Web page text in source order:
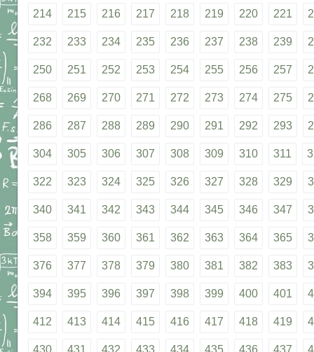
214 215 216 217 218 219 220 221
232 233 234 235 236 237 238 239
250 251 252 253 254 255 256 257
268 269 270 271 272 273 274 275
286 287 288 289 290 291 292 293
304 305 306 307 308 309 310 311
322 323 324 325 326 327 328 329
340 341 342 343 344 345 346 347
358 359 360 361 362 363 364 365
376 377 378 379 380 381 382 383
394 395 396 397 398 399 400 401
412 413 414 415 416 417 418 419
430 431 432 433 434 435 436 437